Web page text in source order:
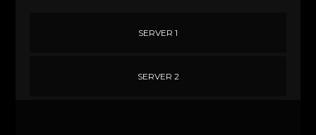
SERVER 1
SERVER 2